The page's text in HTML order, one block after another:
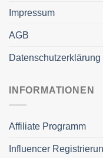
Impressum
AGB
Datenschutzerklärung
INFORMATIONEN
Affiliate Programm
Influencer